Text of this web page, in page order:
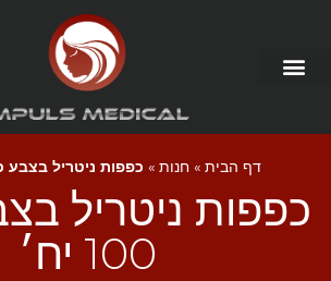
דף הבית » חנות » כפפות ניטריל בצבע כחול
כפפות ניטריל
100 יח׳